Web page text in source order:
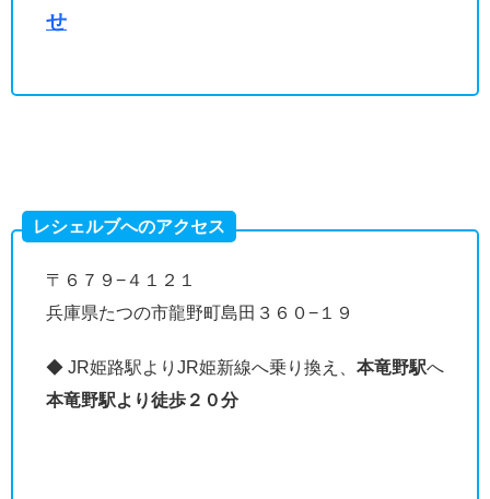
せ
レシェルブへのアクセス
〒６７９−４１２１
兵庫県たつの市龍野町島田３６０−１９
◆ JR姫路駅よりJR姫新線へ乗り換え、 本竜野駅へ
本竜野駅より徒歩２０分